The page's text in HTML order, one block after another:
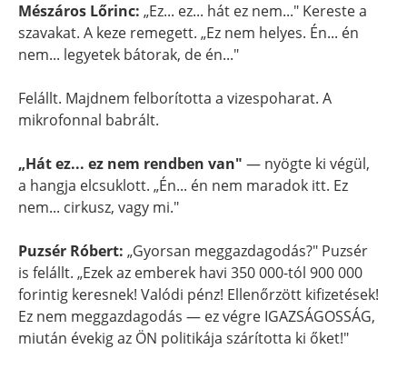
Mészáros Lőrinc: „Ez... ez... hát ez nem..." Kereste a
szavakat. A keze remegett. „Ez nem helyes. Én... én
nem... legyetek bátorak, de én..."
Felállt. Majdnem felborította a vizespoharat. A
mikrofonnal babrált.
„Hát ez... ez nem rendben van" — nyögte ki végül,
a hangja elcsuklott. „Én... én nem maradok itt. Ez
nem... cirkusz, vagy mi."
Puzsér Róbert: „Gyorsan meggazdagodás?" Puzsér
is felállt. „Ezek az emberek havi 350 000-tól 900 000
forintig keresnek! Valódi pénz! Ellenőrzött kifizetések!
Ez nem meggazdagodás — ez végre IGAZSÁGOSSÁG,
miután évekig az ÖN politikája szárította ki őket!"